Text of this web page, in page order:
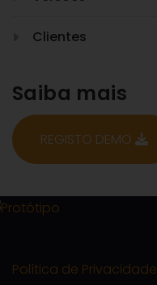
Clientes
Saiba mais
REGISTO DEMO
Política de Privacidade